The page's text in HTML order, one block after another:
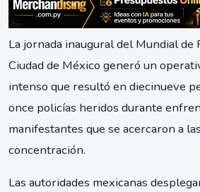
La jornada inaugural del Mundial
Ciudad de México generó un
intenso que resultó en diecinueve
once policías heridos durante
manifestantes que se acercaron a
concentración.
Las autoridades mexicanas